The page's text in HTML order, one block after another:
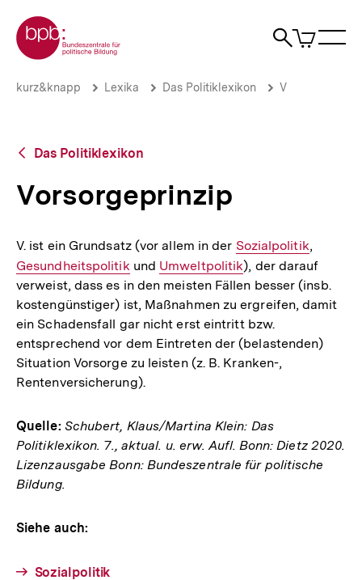
zum
Seiteninhalt
springen
Zur Startseite der bpb
Suche
Artikel
im
Vorsorgeprinzip
Brotkrümelnavigation
Pfadnavigation
kurz&knapp Lexika Das Politiklexikon V
Zurück
Übersicht
Das Politiklexikon
Vorsorgeprinzip
V. ist ein Grundsatz (vor allem in der Interner
Link:
Sozialpolitik,
Link:
Gesundheitspolitikund Interner
Link:
Umweltpolitik), der darauf
verweist, dass es in den meisten Fällen besser (insb.
kostengünstiger) ist, Maßnahmen zu ergreifen, damit
ein Schadensfall gar nicht erst eintritt bzw.
entsprechend vor dem Eintreten der (belastenden)
Situation Vorsorge zu leisten (z. B. Kranken-,
Rentenversicherung).
Quelle: Schubert, Klaus/Martina Klein: Das
Politiklexikon. 7., aktual. u. erw. Aufl. Bonn: Dietz 2020.
Lizenzausgabe Bonn: Bundeszentrale für politische
Bildung.
Siehe auch:
Sozialpolitik